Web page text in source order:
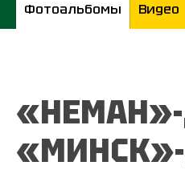
Фотоальбомы Видео